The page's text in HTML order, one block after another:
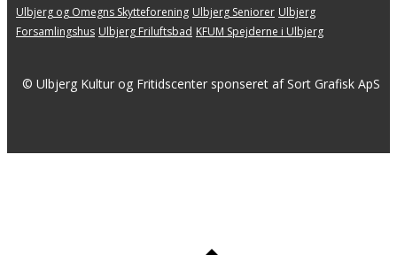
Ulbjerg og Omegns Skytteforening Ulbjerg ​Seniorer Ulbjerg
Forsamlingshus Ulbjerg Friluftsbad KFUM Spejderne i Ulbjerg
© Ulbjerg Kultur og Fritidscenter sponseret af Sort Grafisk ApS